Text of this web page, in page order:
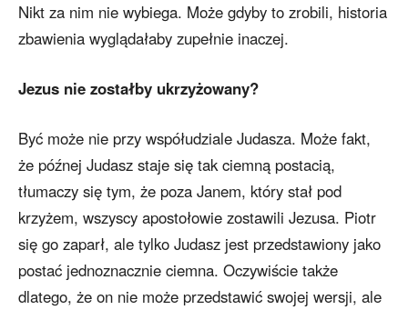
Nikt za nim nie wybiega. Może gdyby to zrobili, historia
zbawienia wyglądałaby zupełnie inaczej.
Jezus nie zostałby ukrzyżowany?
Być może nie przy współudziale Judasza. Może fakt,
że późnej Judasz staje się tak ciemną postacią,
tłumaczy się tym, że poza Janem, który stał pod
krzyżem, wszyscy apostołowie zostawili Jezusa. Piotr
się go zaparł, ale tylko Judasz jest przedstawiony jako
postać jednoznacznie ciemna. Oczywiście także
dlatego, że on nie może przedstawić swojej wersji, ale